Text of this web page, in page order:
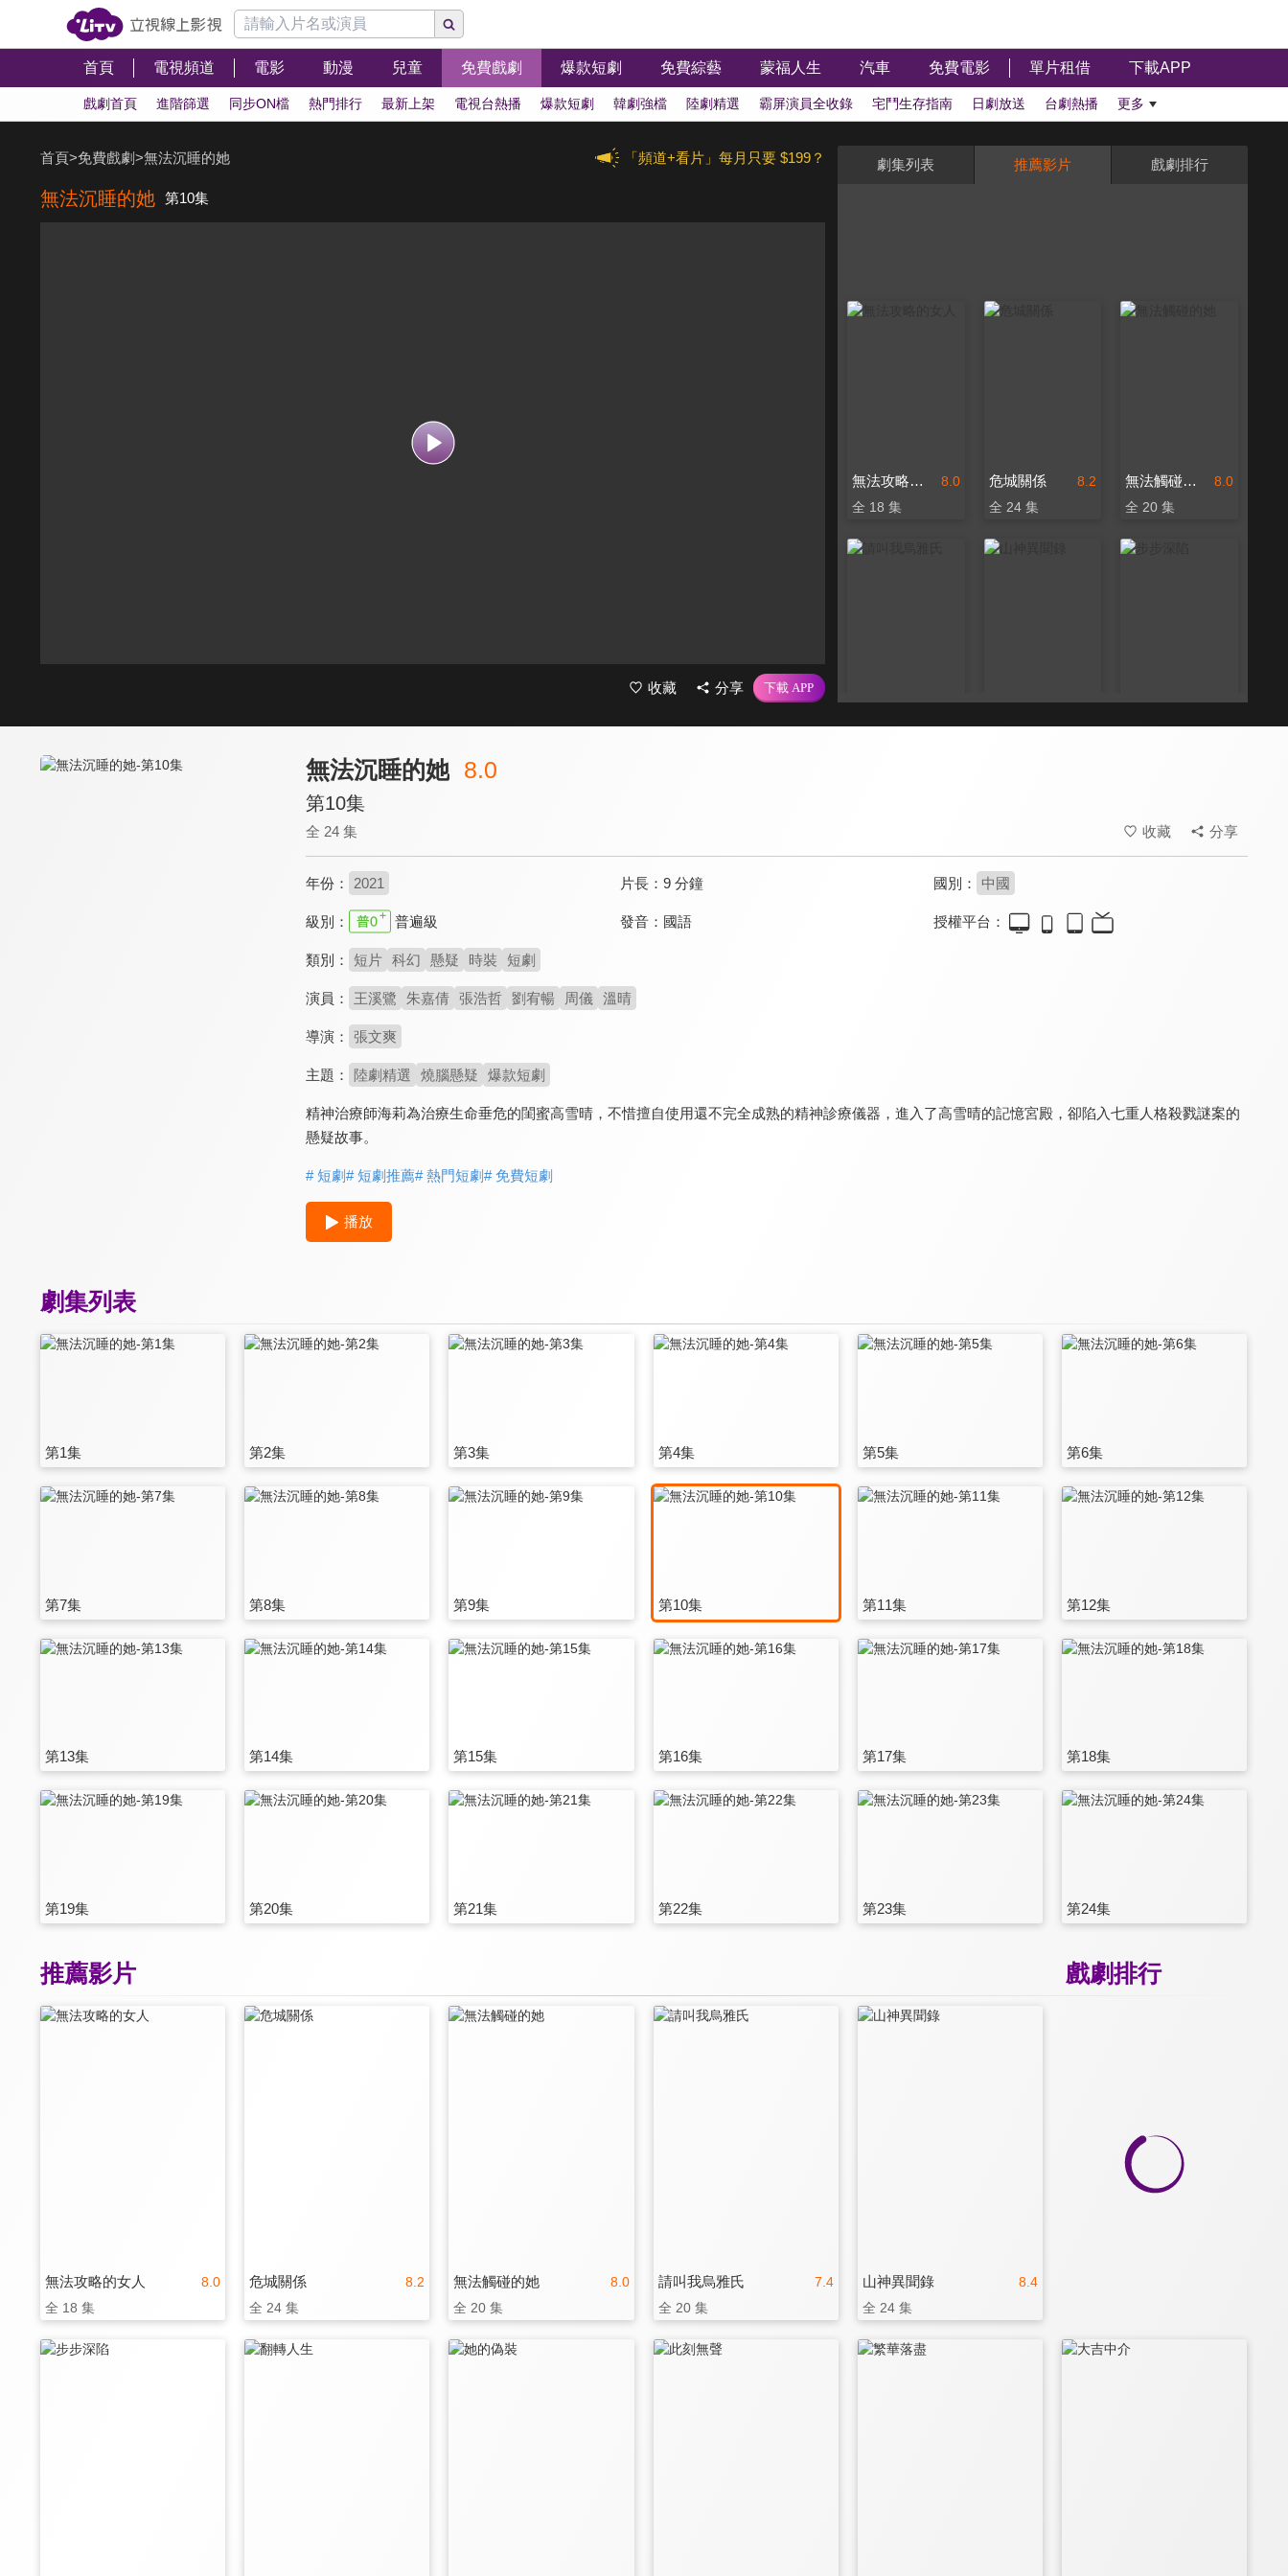
首頁 電視頻道 電影 動漫 兒童 免費戲劇 爆款短劇 免費綜藝 蒙福人生 汽車 免費電影 單片租借 下載APP
戲劇首頁 進階篩選 同步ON檔 熱門排行 最新上架 電視台熱播 爆款短劇 韓劇強檔 陸劇精選 霸屏演員全收錄 宅鬥生存指南 日劇放送 台劇熱播 更多
「頻道+看片」每月只要 $199？
首頁>免費戲劇>無法沉睡的她
無法沉睡的她 第10集
收藏 分享
劇集列表 推薦影片 戲劇排行
8.0
無法攻略的女人
全 18 集
8.2
危城關係
全 24 集
8.0
無法觸碰的她
全 20 集
無法沉睡的她 8.0
第10集
全 24 集 收藏 分享
年份： 2021 片長： 9 分鐘 國別： 中國
級別： 普遍級 發音： 國語 授權平台：
類別： 短片 科幻 懸疑 時裝 短劇
演員： 王溪鷺 朱嘉倩 張浩哲 劉宥暢 周儀 溫晴
導演： 張文爽
主題： 陸劇精選 燒腦懸疑 爆款短劇
精神治療師海莉為治療生命垂危的閨蜜高雪晴，不惜擅自使用還不完全成熟的精神診療儀器，進入了高雪晴的記憶宮殿，卻陷入七重人格殺戮謎案的
懸疑故事。
# 短劇# 短劇推薦# 熱門短劇# 免費短劇
播放
劇集列表
第1集 第2集 第3集 第4集 第5集 第6集
第7集 第8集 第9集 第10集 第11集 第12集
第13集 第14集 第15集 第16集 第17集 第18集
第19集 第20集 第21集 第22集 第23集 第24集
戲劇排行
推薦影片
8.0
無法攻略的女人
全 18 集
8.2
危城關係
全 24 集
8.0
無法觸碰的她
全 20 集
7.4
請叫我烏雅氏
全 20 集
8.4
山神異聞錄
全 24 集